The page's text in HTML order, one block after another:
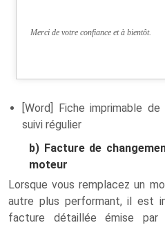
Merci de votre confiance et à bientôt.
[Word] Fiche imprimable
suivi régulier
b) Facture de
moteur
Lorsque vous remplacez un
autre plus performant, il est
facture détaillée émise